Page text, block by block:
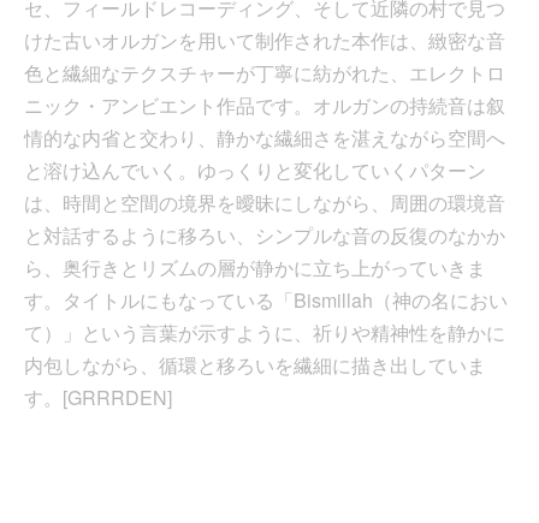
セ、フィールドレコーディング、そして近隣の村で見つ
けた古いオルガンを用いて制作された本作は、緻密な音
色と繊細なテクスチャーが丁寧に紡がれた、エレクトロ
ニック・アンビエント作品です。オルガンの持続音は叙
情的な内省と交わり、静かな繊細さを湛えながら空間へ
と溶け込んでいく。ゆっくりと変化していくパターン
は、時間と空間の境界を曖昧にしながら、周囲の環境音
と対話するように移ろい、シンプルな音の反復のなかか
ら、奥行きとリズムの層が静かに立ち上がっていきま
す。タイトルにもなっている「Bismillah（神の名におい
て）」という言葉が示すように、祈りや精神性を静かに
内包しながら、循環と移ろいを繊細に描き出していま
す。[GRRRDEN]